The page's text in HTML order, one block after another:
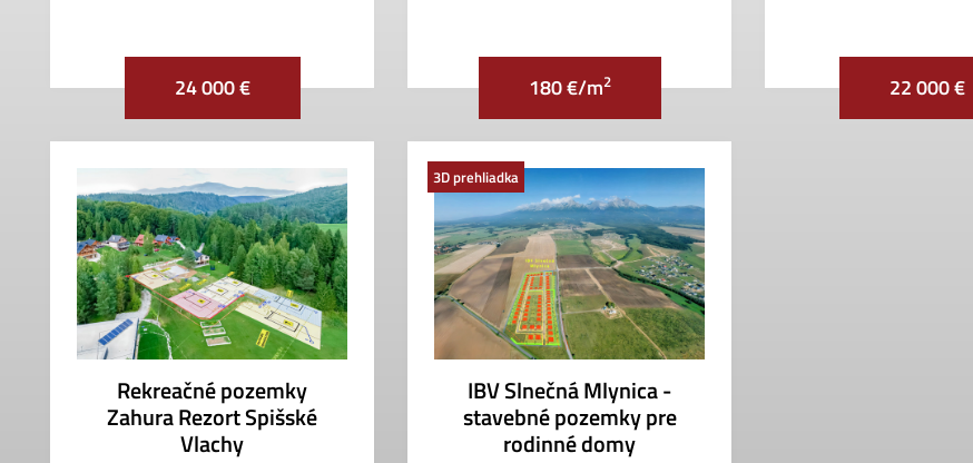
24 000 € 180 €/m2 22 000 €
Rekreačné pozemky
Zahura Rezort Spišské
Vlachy
3D prehliadka
IBV Slnečná Mlynica -
stavebné pozemky pre
rodinné domy